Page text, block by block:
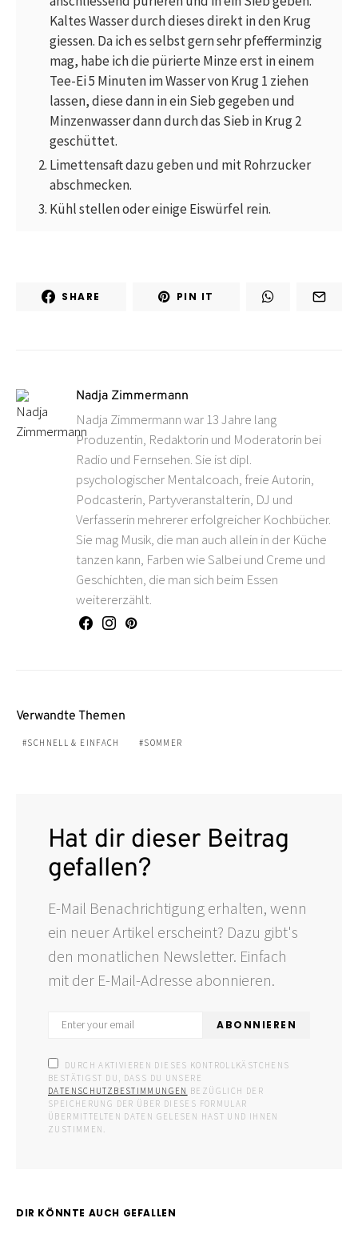
Kaltes Wasser durch dieses direkt in den Krug
giessen. Da ich es selbst gern sehr pfefferminzig
mag, habe ich die pürierte Minze erst in einem
Tee-Ei 5 Minuten im Wasser von Krug 1 ziehen
lassen, diese dann in ein Sieb gegeben und
Minzenwasser dann durch das Sieb in Krug 2
geschüttet.
Limettensaft dazu geben und mit Rohrzucker
abschmecken.
Kühl stellen oder einige Eiswürfel rein.
SHARE PIN IT
Nadja Zimmermann
Nadja Zimmermann war 13 Jahre lang
Produzentin, Redaktorin und Moderatorin bei
Radio und Fernsehen. Sie ist dipl.
psychologischer Mentalcoach, freie Autorin,
Podcasterin, Partyveranstalterin, DJ und
Verfasserin mehrerer erfolgreicher Kochbücher.
Sie mag Musik, die man auch allein in der Küche
tanzen kann, Farben wie Salbei und Creme und
Geschichten, die man sich beim Essen
weitererzählt.
Verwandte Themen
SCHNELL & EINFACH SOMMER
Hat dir dieser Beitrag
gefallen?
E-Mail Benachrichtigung erhalten, wenn
ein neuer Artikel erscheint? Dazu gibt's
den monatlichen Newsletter. Einfach
mit der E-Mail-Adresse abonnieren.
ABONNIEREN
DURCH AKTIVIEREN DIESES KONTROLLKÄSTCHENS
BESTÄTIGST DU, DASS DU UNSERE
DATENSCHUTZBESTIMMUNGEN BEZÜGLICH DER
SPEICHERUNG DER ÜBER DIESES FORMULAR
ÜBERMITTELTEN DATEN GELESEN HAST UND IHNEN
ZUSTIMMEN.
DIR KÖNNTE AUCH GEFALLEN